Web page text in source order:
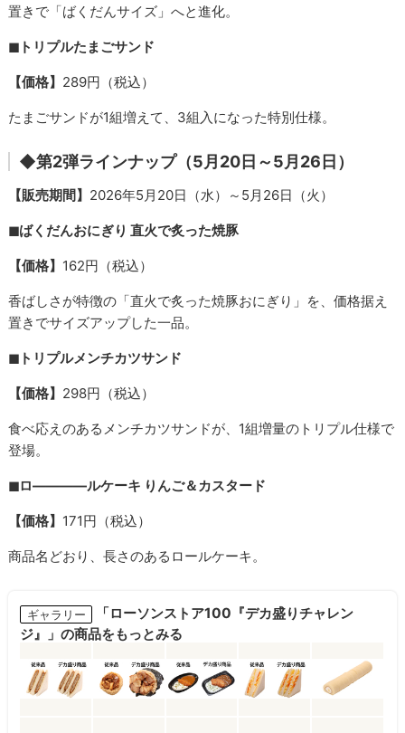
置きで「ばくだんサイズ」へと進化。
◼︎トリプルたまごサンド
【価格】 289円（税込）
たまごサンドが1組増えて、3組入になった特別仕様。
◆第2弾ラインナップ（5月20日～5月26日）
【販売期間】 2026年5月20日（水）～5月26日（火）
◼︎ばくだんおにぎり 直火で炙った焼豚
【価格】 162円（税込）
香ばしさが特徴の「直火で炙った焼豚おにぎり」を、価格据え
置きでサイズアップした一品。
◼︎トリプルメンチカツサンド
【価格】 298円（税込）
食べ応えのあるメンチカツサンドが、1組増量のトリプル仕様で
登場。
◼︎ロ――――ルケーキ りんご＆カスタード
【価格】 171円（税込）
商品名どおり、長さのあるロールケーキ。
ギャラリー
「ローソンストア100『デカ盛りチャレン
ジ』」の商品をもっとみる